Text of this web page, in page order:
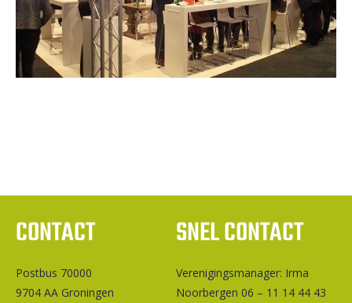
CONTACT
Postbus 70000
9704 AA Groningen
SNEL CONTACT
Ver­e­ni­gings­ma­na­ger: Irma
Noorbergen 06 – 11 14 44 43